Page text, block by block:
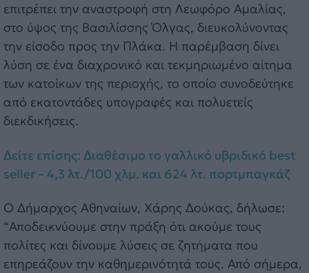
επιτρέπει την αναστροφή στη Λεωφόρο Αμαλίας,
στο ύψος της Βασιλίσσης Όλγας, διευκολύνοντας
την είσοδο προς την Πλάκα. Η παρέμβαση δίνει
λύση σε ένα διαχρονικό και τεκμηριωμένο αίτημα
των κατοίκων της περιοχής, το οποίο συνοδεύτηκε
από εκατοντάδες υπογραφές και πολυετείς
διεκδικήσεις.
Δείτε επίσης: Διαθέσιμο το γαλλικό υβριδικό best
seller – 4,3 λτ./100 χλμ. και 624 λτ. πορτμπαγκάζ
Ο Δήμαρχος Αθηναίων, Χάρης Δούκας, δήλωσε:
“Αποδεικνύουμε στην πράξη ότι ακούμε τους
πολίτες και δίνουμε λύσεις σε ζητήματα που
επηρεάζουν την καθημερινότητά τους. Από σήμερα,